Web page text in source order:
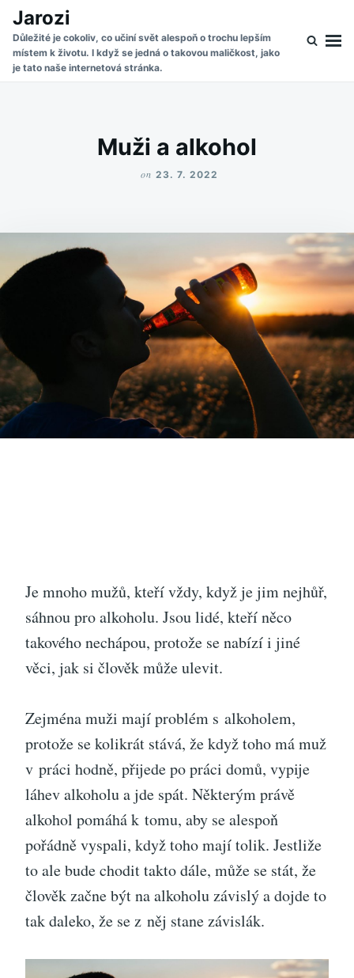
Skip
content
Search
for:
Jarozi
Důležité je cokoliv, co učiní svět alespoň o trochu lepším
místem k životu. I když se jedná o takovou maličkost, jako
je tato naše internetová stránka.
Muži a alkohol
on 23. 7. 2022
Je mnoho mužů, kteří vždy, když je jim nejhůř,
sáhnou pro alkoholu. Jsou lidé, kteří něco
takového nechápou, protože se nabízí i jiné
věci, jak si člověk může ulevit.
Zejména muži mají problém s alkoholem,
protože se kolikrát stává, že když toho má muž
v práci hodně, přijede po práci domů, vypije
láhev alkoholu a jde spát. Některým právě
alkohol pomáhá k tomu, aby se alespoň
pořádně vyspali, když toho mají tolik. Jestliže
to ale bude chodit takto dále, může se stát, že
člověk začne být na alkoholu závislý a dojde to
tak daleko, že se z něj stane závislák.